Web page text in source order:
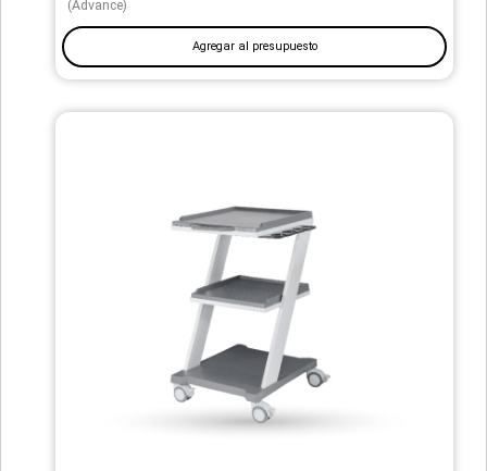
(Advance)
Agregar al presupuesto